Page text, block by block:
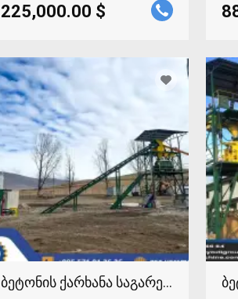
225,000.00 $
ბეტონის ქარხანა საგარეჯოში